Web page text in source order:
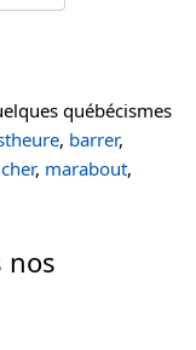
québécismes
, barrer,
, marabout,
nos